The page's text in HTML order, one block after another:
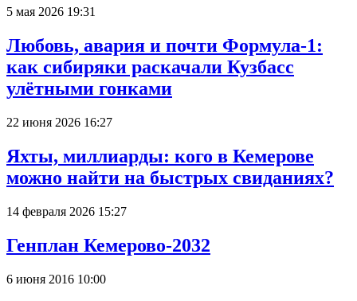
5 мая 2026 19:31
Любовь, авария и почти Формула-1:
как сибиряки раскачали Кузбасс
улётными гонками
22 июня 2026 16:27
Яхты, миллиарды: кого в Кемерове
можно найти на быстрых свиданиях?
14 февраля 2026 15:27
Генплан Кемерово-2032
6 июня 2016 10:00